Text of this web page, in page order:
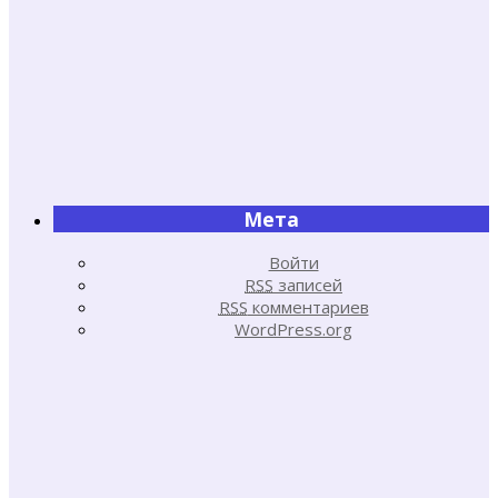
Мета
Войти
RSS записей
RSS комментариев
WordPress.org